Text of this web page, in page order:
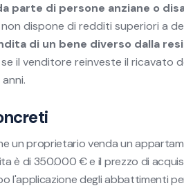
parte di persone anziane o
dispone di redditi superiori a
di un bene diverso dalla
il venditore reinveste il ricavato
un proprietario venda un
è di 350.000 € e il prezzo di
l'applicazione degli abbattimenti